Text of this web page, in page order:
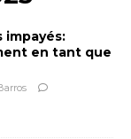
impayés:
en tant que